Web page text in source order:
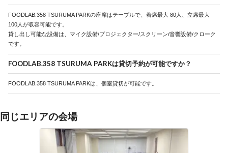
FOODLAB.358 TSURUMA PARKの座席はテーブルで、着席最大 80人、立席最大
100人が収容可能です。
貸し出し可能な設備は、マイク設備/プロジェクター/スクリーン/音響設備/クローク
です。
FOODLAB.358 TSURUMA PARKは貸切予約が可能ですか？
FOODLAB.358 TSURUMA PARKは、個室貸切が可能です。
同じエリアの会場